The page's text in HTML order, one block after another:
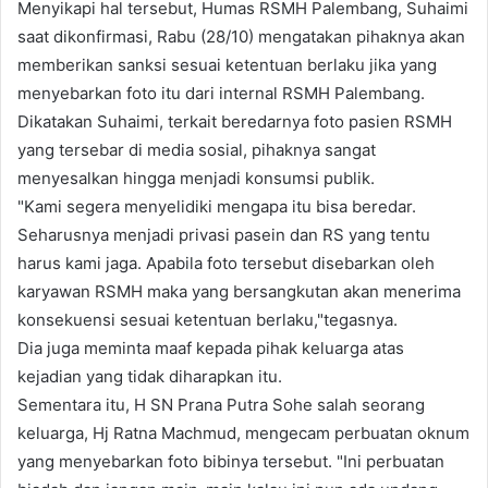
Menyikapi hal tersebut, Humas RSMH Palembang, Suhaimi
saat dikonfirmasi, Rabu (28/10) mengatakan pihaknya akan
memberikan sanksi sesuai ketentuan berlaku jika yang
menyebarkan foto itu dari internal RSMH Palembang.
Dikatakan Suhaimi, terkait beredarnya foto pasien RSMH
yang tersebar di media sosial, pihaknya sangat
menyesalkan hingga menjadi konsumsi publik.
"Kami segera menyelidiki mengapa itu bisa beredar.
Seharusnya menjadi privasi pasein dan RS yang tentu
harus kami jaga. Apabila foto tersebut disebarkan oleh
karyawan RSMH maka yang bersangkutan akan menerima
konsekuensi sesuai ketentuan berlaku,"tegasnya.
Dia juga meminta maaf kepada pihak keluarga atas
kejadian yang tidak diharapkan itu.
Sementara itu, H SN Prana Putra Sohe salah seorang
keluarga, Hj Ratna Machmud, mengecam perbuatan oknum
yang menyebarkan foto bibinya tersebut. "Ini perbuatan